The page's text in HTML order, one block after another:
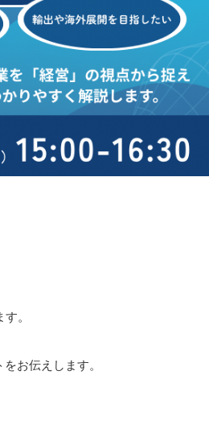
。
お伝えします。